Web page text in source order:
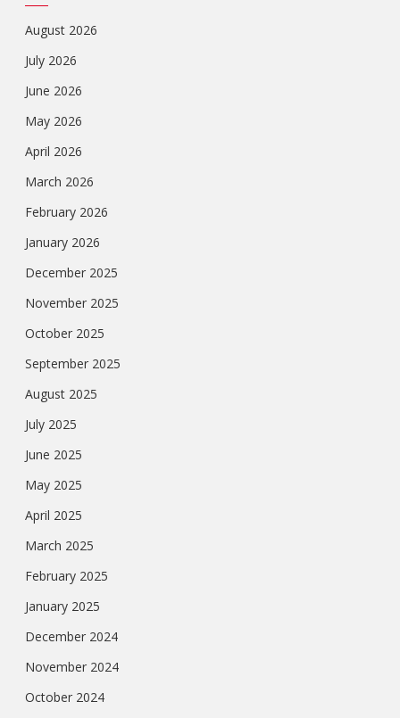
August 2026
July 2026
June 2026
May 2026
April 2026
March 2026
February 2026
January 2026
December 2025
November 2025
October 2025
September 2025
August 2025
July 2025
June 2025
May 2025
April 2025
March 2025
February 2025
January 2025
December 2024
November 2024
October 2024